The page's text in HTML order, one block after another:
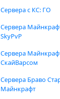
Сервера с КС: ГО
Сервера
SkyPvP
Сервера
СкайВарсом
Сервера Браво
Майнкрафт